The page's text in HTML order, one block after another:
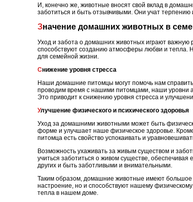
И, конечно же, животные вносят свой вклад в
заботиться и быть отзывчивыми. Они учат
Значение домашних животных в
Уход и забота о домашних животных играют важную
способствуют созданию атмосферы любви и тепла.
для семейной жизни.
Снижение уровня стресса
Наши домашние питомцы могут помочь нам
проводим время с нашими питомцами, наши уровни
Это приводит к снижению уровня стресса и
Улучшение физического и психического здоровья
Уход за домашними животными может быть
форме и улучшает наше физическое здоровье.
питомца есть свойство успокаивать и
Возможность ухаживать за живым существом и
учиться заботиться о живом существе,
других и быть заботливыми и внимательными.
Таким образом, домашние животные имеют большое
настроение, но и способствуют нашему
тепла в нашем доме.